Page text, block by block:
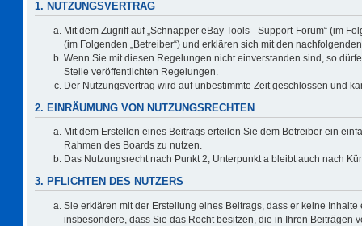
1. NUTZUNGSVERTRAG
Mit dem Zugriff auf „Schnapper eBay Tools - Support-Forum“ (im
(im Folgenden „Betreiber“) und erklären sich mit den
Wenn Sie mit diesen Regelungen nicht einverstanden sind, so
Stelle veröffentlichten Regelungen.
Der Nutzungsvertrag wird auf unbestimmte Zeit geschlossen und
2. EINRÄUMUNG VON NUTZUNGSRECHTEN
Mit dem Erstellen eines Beitrags erteilen Sie dem Betreiber ein
Rahmen des Boards zu nutzen.
Das Nutzungsrecht nach Punkt 2, Unterpunkt a bleibt auch nach
3. PFLICHTEN DES NUTZERS
Sie erklären mit der Erstellung eines Beitrags, dass er keine
insbesondere, dass Sie das Recht besitzen, die in Ihren Beiträgen